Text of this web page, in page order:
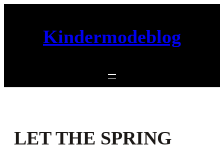
Kindermodeblog
LET THE SPRING